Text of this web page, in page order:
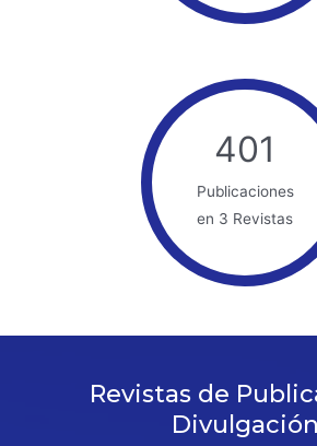
401
Publicaciones
en 3 Revistas
Revistas de
Divulgación